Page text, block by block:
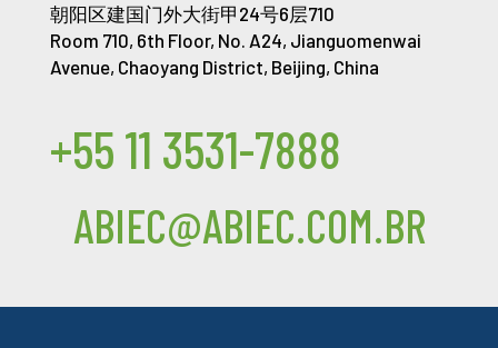
朝阳区建国门外大街甲24号6层710
Room 710, 6th Floor, No. A24, Jianguomenwai
Avenue, Chaoyang District, Beijing, China
+55 11 3531-7888
ABIEC@ABIEC.COM.BR